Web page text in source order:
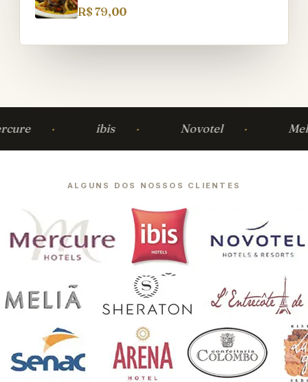
R$ 79,00
ibis Novotel
ALGUNS DOS NOSSOS CLIENTES